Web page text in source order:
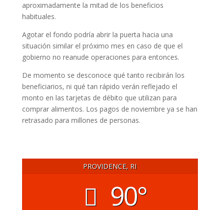
aproximadamente la mitad de los beneficios
habituales.
Agotar el fondo podría abrir la puerta hacia una
situación similar el próximo mes en caso de que el
gobierno no reanude operaciones para entonces.
De momento se desconoce qué tanto recibirán los
beneficiarios, ni qué tan rápido verán reflejado el
monto en las tarjetas de débito que utilizan para
comprar alimentos. Los pagos de noviembre ya se han
retrasado para millones de personas.
PROVIDENCE, RI
90°